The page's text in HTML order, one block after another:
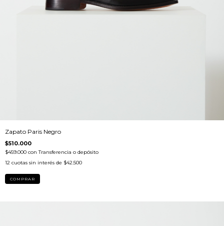
Zapato Paris Negro
$510.000
$459.000 con Transferencia o depósito
12 cuotas sin interés de $42.500
COMPRAR